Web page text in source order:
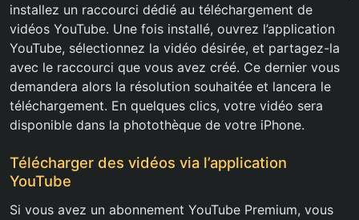
installez un raccourci dédié au téléchargement de
vidéos YouTube. Une fois installé, ouvrez l’application
YouTube, sélectionnez la vidéo désirée, et partagez-la
avec le raccourci que vous avez créé. Ce dernier vous
demandera alors la résolution souhaitée et lancera le
téléchargement. En quelques clics, votre vidéo sera
disponible dans la photothèque de votre iPhone.
Télécharger des vidéos via l’application
YouTube
Si vous avez un abonnement YouTube Premium, vous